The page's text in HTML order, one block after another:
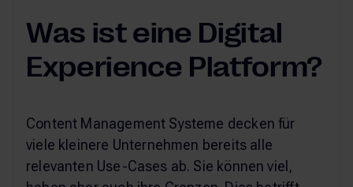
Was ist eine Digital
Experience Platform?
Content Management Systeme decken für
viele kleinere Unternehmen bereits alle
relevanten Use-Cases ab. Sie können viel,